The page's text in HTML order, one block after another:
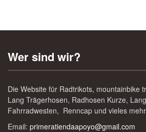
Wer sind wir?
Die Website für Radtrikots, mountainbike
Lang Trägerhosen, Radhosen Kurze,
Fahrradwesten, Renncap und vieles
Email: primeratiendaapoyo@gmail.com